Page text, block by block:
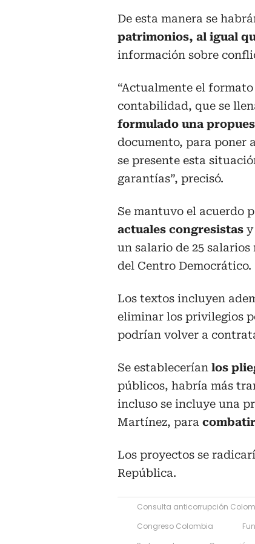
De esta manera se
patrimonios, al igual
información sobre
“Actualmente el
contabilidad, que se
formulado una
documento, para poner
se presente esta
garantías”, precisó.
Se mantuvo el acuerdo
actuales congresistas y
un salario de 25 salarios
del Centro Democrático.
Los textos incluyen
eliminar los privilegios
podrían volver a
Se establecerían los
públicos, habría más
incluso se incluye una
Martínez, para combatir
Los proyectos se
República.
Consulta anticorrupción
Congreso Colombia